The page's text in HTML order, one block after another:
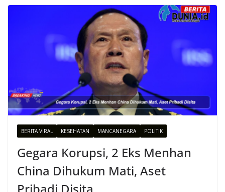
BERITA VIRAL KESEHATAN MANCANEGARA POLITIK
Gegara Korupsi, 2 Eks Menhan
China Dihukum Mati, Aset
Pribadi Disita